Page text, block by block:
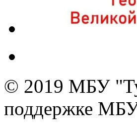
© 2019 МБУ
поддержке МБУ